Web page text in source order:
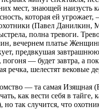
мест, знающей
которая ей
(Павел
полна тревоги.
вечернем платье
предвкушая завтрашнюю
— будет завтра, а
шелестят вековые
— та самая Изящная
как вести себя в тайге,
но так случится, что